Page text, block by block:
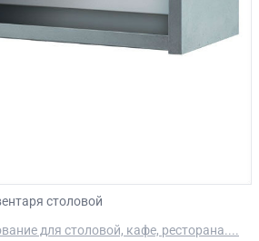
столовой
для столовой, кафе, ресторана....